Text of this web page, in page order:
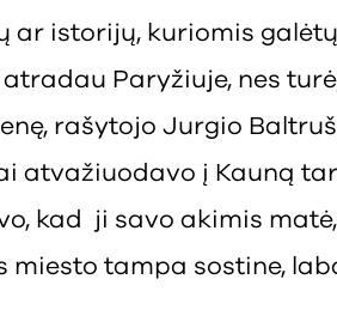
ar istorijų, kuriomis
atradau Paryžiuje, nes
rašytojo Jurgio
atvažiuodavo į Kauną
kad ji savo akimis
miesto tampa sostine,